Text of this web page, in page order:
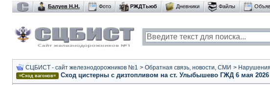
Балуев Н.Н. Фото РЖДТьюб Дневники Файлы
СЦБИСТ - сайт железнодорожников №1 > Обратная связь, новости, СМИ >
=Сход вагонов= Сход цистерны с дизтопливом на ст. Улыбышево ГЖД 6 мая 2026